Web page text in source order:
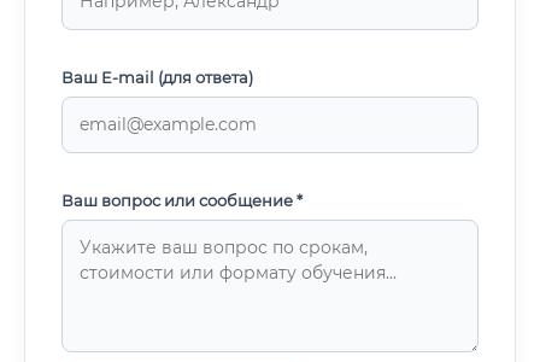
Ваш E-mail (для ответа)
Ваш вопрос или сообщение *